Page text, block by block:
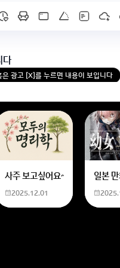
다
은 광고 [X]를 누르면 내용이 보입니다
동 한화 계산할때0하나 빼고 나
사주 보고싶어요~ 사주 보고 싶
2025.12.01
일본